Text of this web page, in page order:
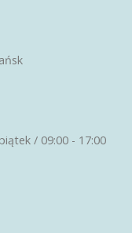
/ 09:00 - 17:00